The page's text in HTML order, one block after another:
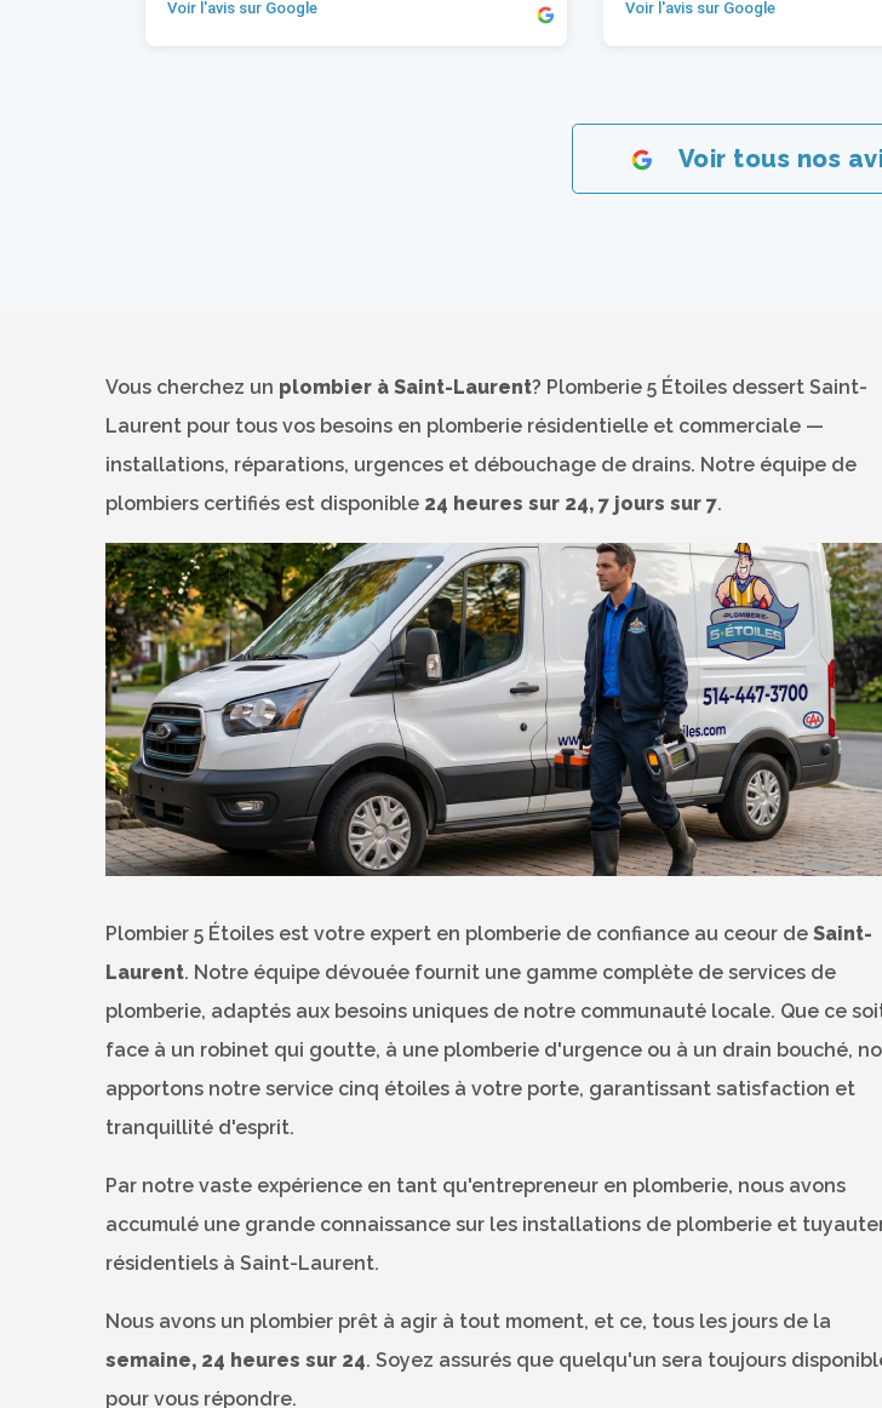
Voir l'avis sur Google Voir l'avis sur Google
Voir tous nos
Vous cherchez un plombier à Saint-Laurent? Plomberie 5 Étoiles dessert Saint-
Laurent pour tous vos besoins en plomberie résidentielle et commerciale —
installations, réparations, urgences et débouchage de drains. Notre équipe de
plombiers certifiés est disponible 24 heures sur 24, 7 jours sur 7.
Plombier 5 Étoiles est votre expert en plomberie de confiance au ceour de Saint-
Laurent. Notre équipe dévouée fournit une gamme complète de services de
plomberie, adaptés aux besoins uniques de notre communauté locale. Que ce
face à un robinet qui goutte, à une plomberie d'urgence ou à un drain bouché,
apportons notre service cinq étoiles à votre porte, garantissant satisfaction et
tranquillité d'esprit.
Par notre vaste expérience en tant qu'entrepreneur en plomberie, nous avons
accumulé une grande connaissance sur les installations de plomberie et
résidentiels à Saint-Laurent.
Nous avons un plombier prêt à agir à tout moment, et ce, tous les jours de la
semaine, 24 heures sur 24. Soyez assurés que quelqu'un sera toujours
pour vous répondre.